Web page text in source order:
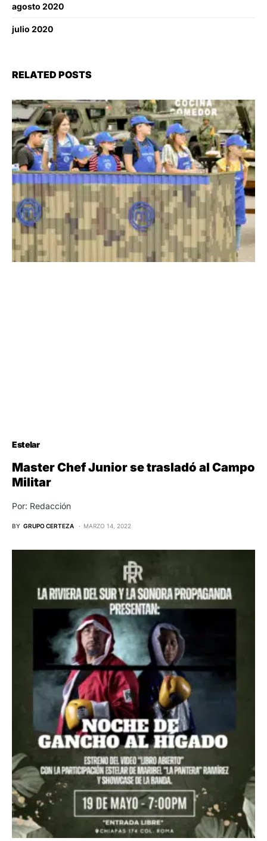
agosto 2020
julio 2020
RELATED POSTS
Estelar
Master Chef Junior se trasladó al Campo
Militar
Por: Redacción
BY GRUPO CERTEZA MARZO 14, 2022